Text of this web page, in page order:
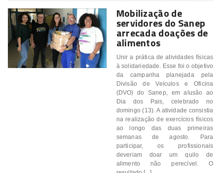
Mobilização de
servidores do Sanep
arrecada doações de
alimentos
Unir a prática de atividades físicas
à solidariedade. Esse foi o objetivo
da campanha planejada pela
Divisão de Veículos e Oficina
(DVO) do Sanep, em alusão ao
Dia dos Pais, celebrado no
domingo (13). A atividade consistia
na realização de exercícios físicos
ao longo das duas primeiras
semanas de agosto. Para
participar, os profissionais
deveriam doar um quilo de
alimento não perecível. O